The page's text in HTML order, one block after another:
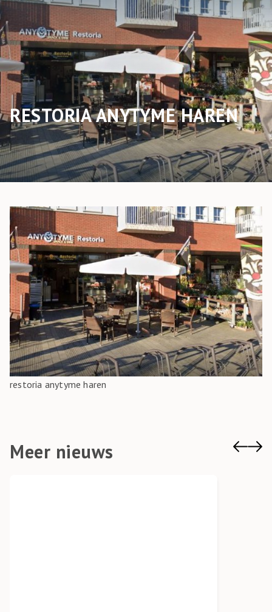
RESTORIA ANYTYME HAREN
restoria anytyme haren
Meer nieuws